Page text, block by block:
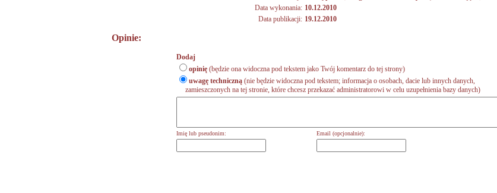
Data wykonania: 10.12.2010
Data publikacji: 19.12.2010
Opinie:
Dodaj
opinię (będzie ona widoczna pod tekstem jako Twój komentarz do tej strony)
uwagę techniczną (nie będzie widoczna pod tekstem; informacja o osobach, dacie lub innych danych,
zamieszczonych na tej stronie, które chcesz przekazać administratorowi w celu uzupełnienia bazy danych)
Imię lub pseudonim: Email (opcjonalnie):